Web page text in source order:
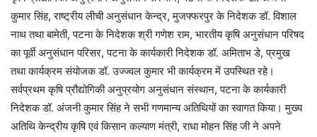
कुमार सिंह, राष्ट्रीय लीची अनुसंधान केन्द्र, मुजफ्फरपुर के निदेशक डॉ. विशाल
नाथ तथा बामेती, पटना के निदेशक श्री गणेश राम, भारतीय कृषि अनुसंधान परिषद
का पूर्वी अनुसंधान परिसर, पटना के कार्यकारी निदेशक डॉ. अमिताभ डे, प्रमुख
तथा कार्यक्रम संयोजक डॉ. उज्ज्वल कुमार भी कार्यक्रम में उपस्थित रहे।
सर्वप्रथम कृषि प्रौद्योगिकी अनुप्रयोग अनुसंधान संस्थान, पटना के कार्यकारी
निदेशक डॉ. अंजनी कुमार सिंह ने सभी गणमान्य अतिथियों का स्वागत किया। मुख्य
अतिथि केन्द्रीय कृषि एवं किसान कल्याण मंत्री, राधा मोहन सिंह जी ने अपने